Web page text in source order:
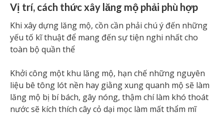
Vị trí, cách thức xây lăng mộ phải phù hợp
Khi xây dựng lăng mộ, cồn cần phải chú ý đến những
yếu tố kĩ thuật để mang đến sự tiện nghi nhất cho
toàn bộ quần thể
Khởi công một khu lăng mộ, hạn chế những nguyên
liệu bê tông lót nền hay giằng xung quanh mộ sẽ làm
lăng mộ bị bí bách, gây nóng, thậm chí làm khó thoát
nước sẽ kích thích cây cỏ dại mọc làm mất thẩm mĩ